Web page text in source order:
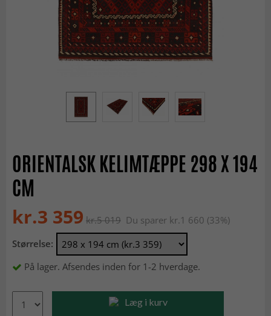
ORIENTALSK KELIMTÆPPE 298 X 194
CM
kr.3 359 kr.5 019 Du sparer kr.1 660 (33%)
Størrelse:
På lager. Afsendes inden for 1-2 hverdage.
Læg i kurv